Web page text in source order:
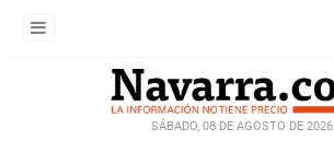
SÁBADO, 08 DE AGOSTO DE 2026